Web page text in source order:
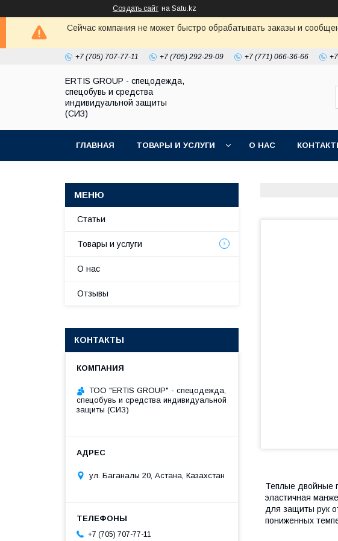
Создать сайт на Satu.kz
Сейчас компания не может быстро обрабатывать заказы и
+7 (705) 707-77-11 +7 (705) 292-29-09 +7 (771) 066-36-66
ERTIS GROUP - спецодежда,
спецобувь и средства
индивидуальной защиты
(СИЗ)
ГЛАВНАЯ ТОВАРЫ И УСЛУГИ О НАС
Теплые двойные
эластичная
для защиты рук
пониженных
Статьи
Товары и услуги
О нас
Отзывы
КОНТАКТЫ
ТОО "ERTIS GROUP" - спецодежда,
спецобувь и средства индивидуальной
защиты (СИЗ)
ул. Баганалы 20, Астана, Казахстан
+7 (705) 707-77-11